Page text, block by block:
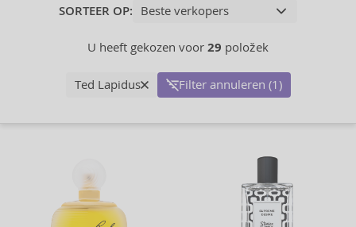
SORTEER OP:
U heeft gekozen voor 29 položek
Ted Lapidus Filter annuleren (1)